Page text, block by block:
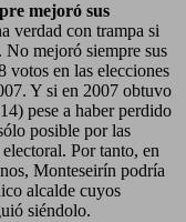
mejoró sus
verdad con trampa si
No mejoró siempre sus
votos en las elecciones
Y si en 2007 obtuvo
pese a haber perdido
posible por las
Por tanto, en
Monteseirín podría
alcalde cuyos
siéndolo.